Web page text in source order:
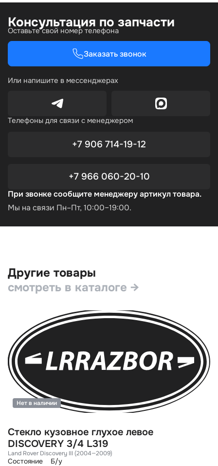
Консультация по запчасти
Оставьте свой номер телефона
Заказать звонок
Или напишите в мессенджерах
Телефоны для связи с менеджером
+7 906 714-19-12
+7 966 060-20-10
При звонке сообщите менеджеру артикул товара.
Мы на связи Пн–Пт, 10:00–19:00.
Другие товары
смотреть в каталоге →
Стекло кузовное глухое левое
DISCOVERY 3/4 L319
Land Rover Discovery III (2004—2009)
Состояние
Б/у
Нет в наличии